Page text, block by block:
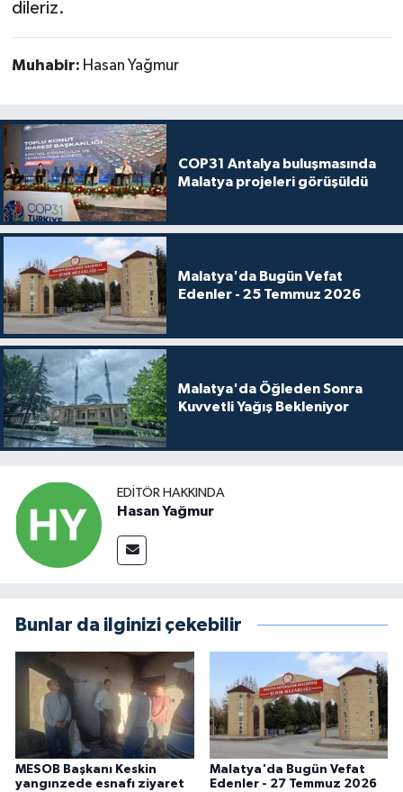
dileriz.
Muhabir: Hasan Yağmur
COP31 Antalya buluşmasında
Malatya projeleri görüşüldü
Malatya'da Bugün Vefat
Edenler - 25 Temmuz 2026
Malatya'da Öğleden Sonra
Kuvvetli Yağış Bekleniyor
EDITÖR HAKKINDA
Hasan Yağmur
Bunlar da ilginizi çekebilir
MESOB Başkanı Keskin
yangınzede esnafı ziyaret
Malatya'da Bugün Vefat
Edenler - 27 Temmuz 2026